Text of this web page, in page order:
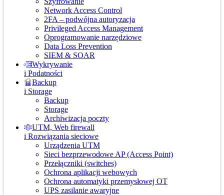
Network Access Control
2FA – podwójna autoryzacja
Privileged Access Management
Oprogramowanie narzędziowe
Data Loss Prevention
SIEM & SOAR
Wykrywanie
i Podatności
Backup
i Storage
Backup
Storage
Archiwizacja poczty
UTM, Web firewall
i Rozwiązania sieciowe
Urządzenia UTM
Sieci bezprzewodowe AP (Access Point)
Przełączniki (switches)
Ochrona aplikacji webowych
Ochrona automatyki przemysłowej OT
UPS zasilanie awaryjne